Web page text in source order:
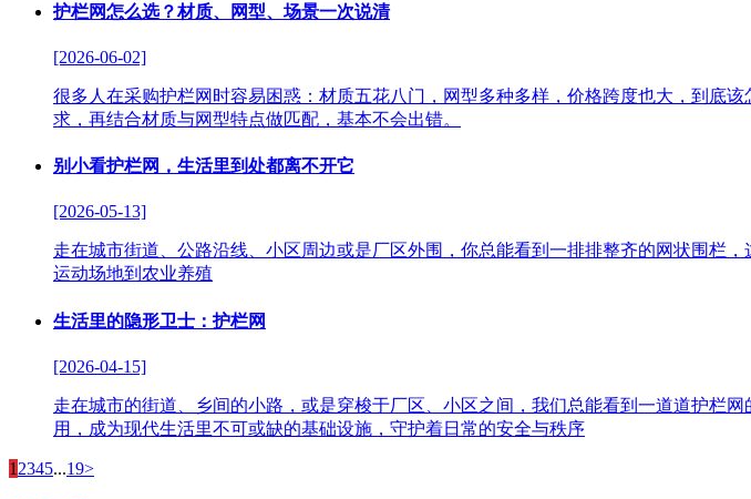
护栏网怎么选？材质、网型、场景一次说清
[2026-06-02]
很多人在采购护栏网时容易困惑：材质五花八门，网型多种多样，价格跨度也大，到底
求，再结合材质与网型特点做匹配，基本不会出错。
别小看护栏网，生活里到处都离不开它
[2026-05-13]
走在城市街道、公路沿线、小区周边或是厂区外围，你总能看到一排排整齐的网状围栏
运动场地到农业养殖
生活里的隐形卫士：护栏网
[2026-04-15]
走在城市的街道、乡间的小路，或是穿梭于厂区、小区之间，我们总能看到一道道护栏
用，成为现代生活里不可或缺的基础设施，守护着日常的安全与秩序
1 2345...19>